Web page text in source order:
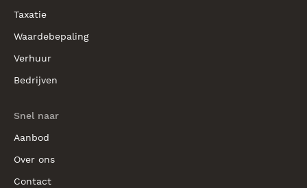
Taxatie
Waardebepaling
Verhuur
Bedrijven
Snel naar
Aanbod
Over ons
Contact